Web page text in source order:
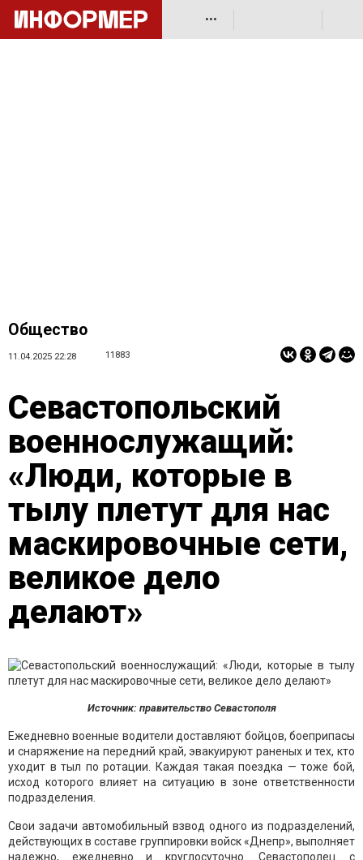
•••
Общество
11.04.2025 22:28 11883
Севастопольский
военнослужащий:
«Люди, которые в
тылу плетут для нас
маскировочные сети,
великое дело
делают»
Источник: правительство Севастополя
Ежедневно военные водители доставляют бойцов, боеприпасы
и снаряжение на передний край, эвакуируют раненых и тех, кто
уходит в тыл по ротации. Каждая такая поездка — тоже бой,
исход которого влияет на ситуацию в зоне ответственности
подразделения.
Свои задачи автомобильный взвод одного из подразделений,
действующих в составе группировки войск «Днепр», выполняет
надежно, ежедневно и круглосуточно. Севастополец с